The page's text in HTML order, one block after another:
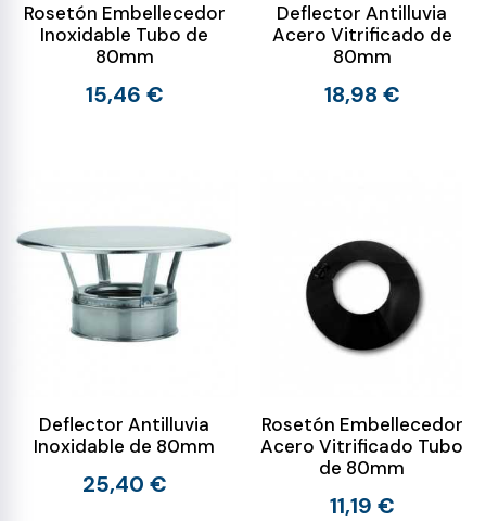
Rosetón Embellecedor
Inoxidable Tubo de
80mm
15,46 €
Deflector Antilluvia
Acero Vitrificado de
80mm
18,98 €
Deflector Antilluvia
Inoxidable de 80mm
25,40 €
Rosetón Embellecedor
Acero Vitrificado Tubo
de 80mm
11,19 €